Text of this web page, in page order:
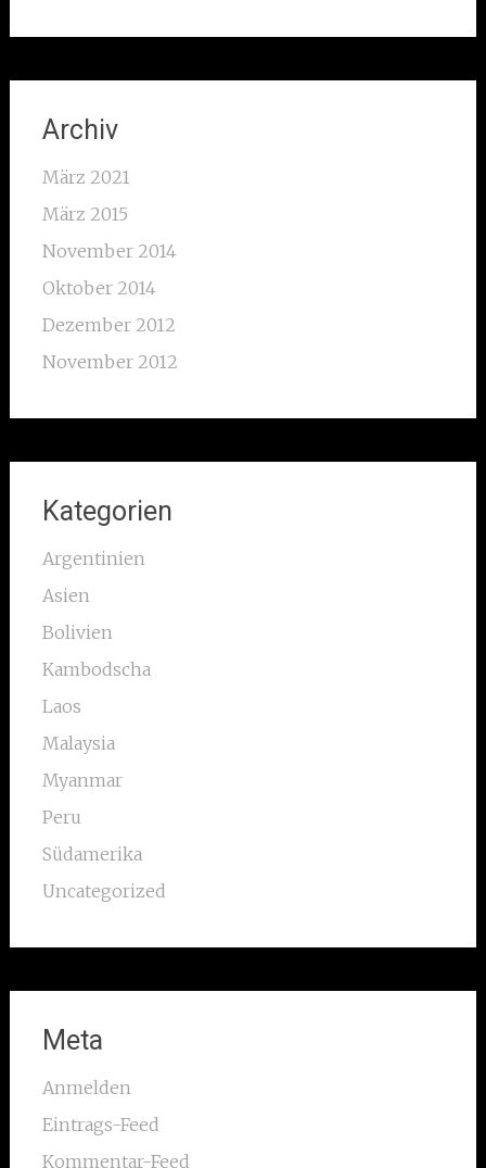
Archiv
März 2021
März 2015
November 2014
Oktober 2014
Dezember 2012
November 2012
Kategorien
Argentinien
Asien
Bolivien
Kambodscha
Laos
Malaysia
Myanmar
Peru
Südamerika
Uncategorized
Meta
Anmelden
Eintrags-Feed
Kommentar-Feed